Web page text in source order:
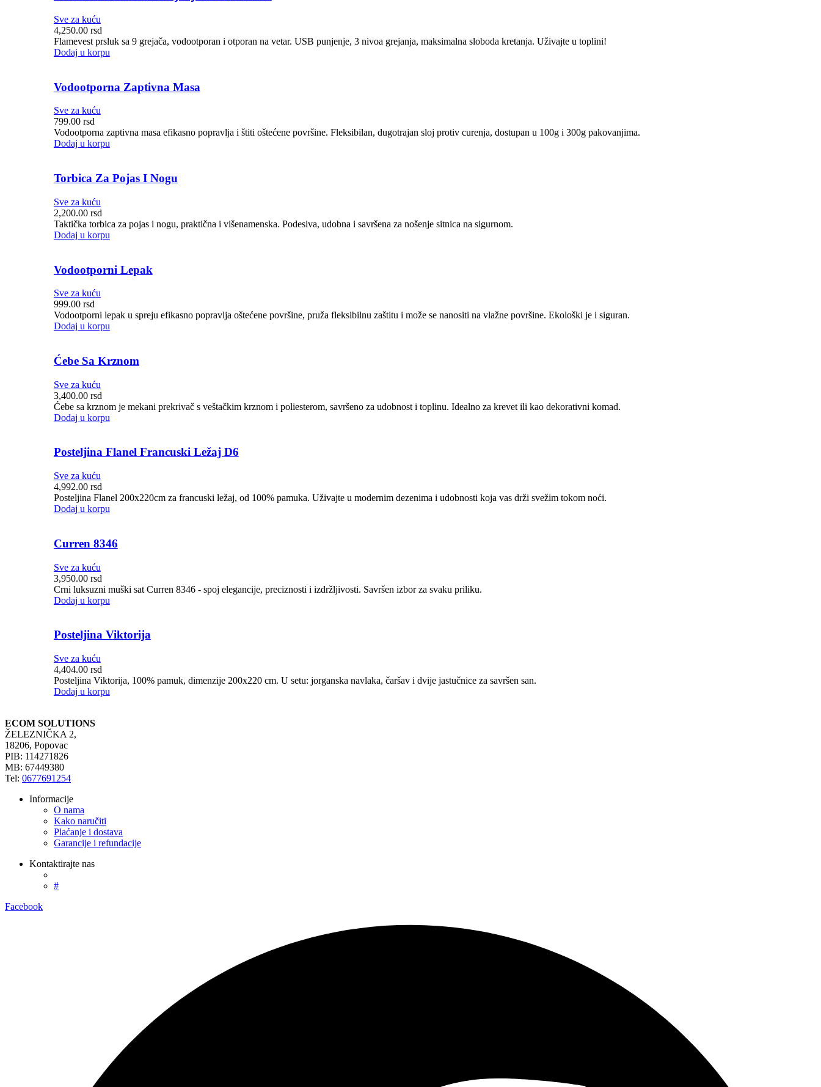
Sve za kuću
4,250.00 rsd
Flamevest prsluk sa 9 grejača, vodootporan i otporan na vetar. USB punjenje, 3 nivoa grejanja, maksimalna sloboda kretanja. Uživajte u toplini!
Dodaj u korpu
Vodootporna Zaptivna Masa
Sve za kuću
799.00 rsd
Vodootporna zaptivna masa efikasno popravlja i štiti oštećene površine. Fleksibilan, dugotrajan sloj protiv curenja, dostupan u 100g i 300g pakovanjima.
Dodaj u korpu
Torbica Za Pojas I Nogu
Sve za kuću
2,200.00 rsd
Taktička torbica za pojas i nogu, praktična i višenamenska. Podesiva, udobna i savršena za nošenje sitnica na sigurnom.
Dodaj u korpu
Vodootporni Lepak
Sve za kuću
999.00 rsd
Vodootporni lepak u spreju efikasno popravlja oštećene površine, pruža fleksibilnu zaštitu i može se nanositi na vlažne površine. Ekološki je i siguran.
Dodaj u korpu
Ćebe Sa Krznom
Sve za kuću
3,400.00 rsd
Ćebe sa krznom je mekani prekrivač s veštačkim krznom i poliesterom, savršeno za udobnost i toplinu. Idealno za krevet ili kao dekorativni komad.
Dodaj u korpu
Posteljina Flanel Francuski Ležaj D6
Sve za kuću
4,992.00 rsd
Posteljina Flanel 200x220cm za francuski ležaj, od 100% pamuka. Uživajte u modernim dezenima i udobnosti koja vas drži svežim tokom noći.
Dodaj u korpu
Curren 8346
Sve za kuću
3,950.00 rsd
Crni luksuzni muški sat Curren 8346 - spoj elegancije, preciznosti i izdržljivosti. Savršen izbor za svaku priliku.
Dodaj u korpu
Posteljina Viktorija
Sve za kuću
4,404.00 rsd
Posteljina Viktorija, 100% pamuk, dimenzije 200x220 cm. U setu: jorganska navlaka, čaršav i dvije jastučnice za savršen san.
Dodaj u korpu
ECOM SOLUTIONS
ŽELEZNIČKA 2,
18206, Popovac
PIB: 114271826
MB: 67449380
Tel: 0677691254
Informacije
O nama
Kako naručiti
Plaćanje i dostava
Garancije i refundacije
Kontaktirajte nas
#
Facebook